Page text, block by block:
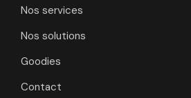
Nos services
Nos solutions
Goodies
Contact